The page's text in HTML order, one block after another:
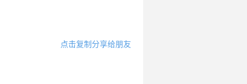
点击复制分享给朋友